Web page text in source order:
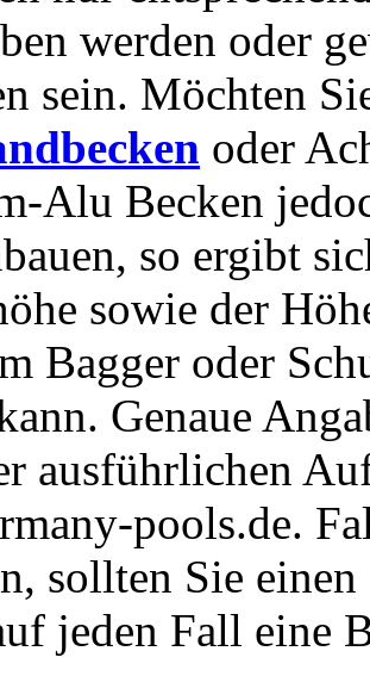
werden oder
sein. Möchten
oder
Alu Becken
so ergibt
sowie der
Bagger oder
Genaue
ausführlichen
pools.de.
sollten Sie
jeden Fall eine